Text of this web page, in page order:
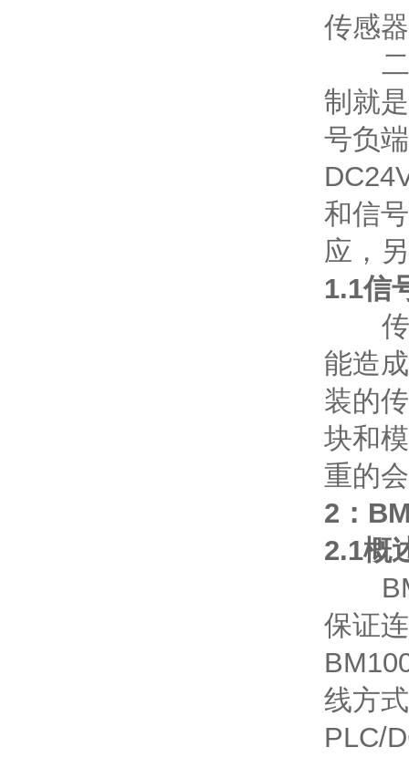
传感
二线
制就
号负
和信
应，
1.1信
传感
能造
装的
块和
重的
2：
2.1概
保证
线方
PLC/